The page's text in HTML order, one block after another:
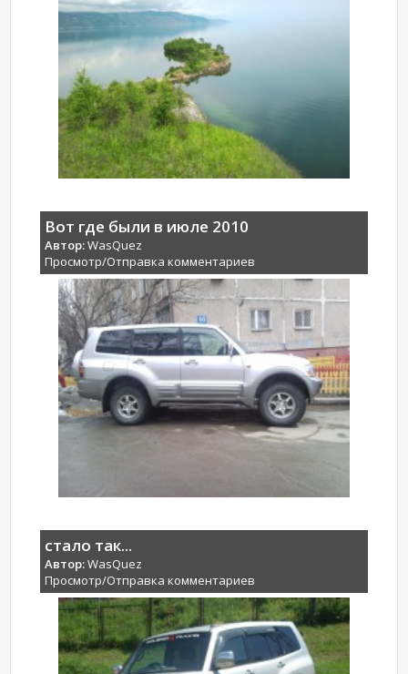
Вот где были в июле 2010
Автор:WasQuez
Просмотр/Отправка комментариев
стало так...
Автор:WasQuez
Просмотр/Отправка комментариев